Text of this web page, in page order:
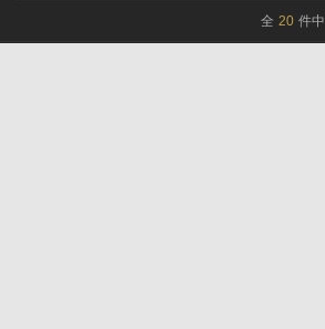
全 20 件中